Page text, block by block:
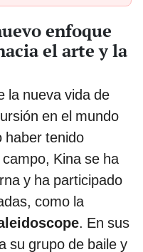
enfoque
el arte y la
la nueva vida de
en el mundo
haber tenido
Kina se ha
y ha participado
como la
. En sus
su grupo de baile y